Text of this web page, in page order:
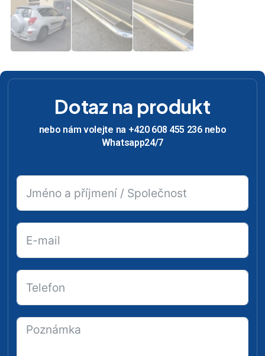
Dotaz na produkt
nebo nám volejte na +420 608 455 236 nebo
Whatsapp24/7